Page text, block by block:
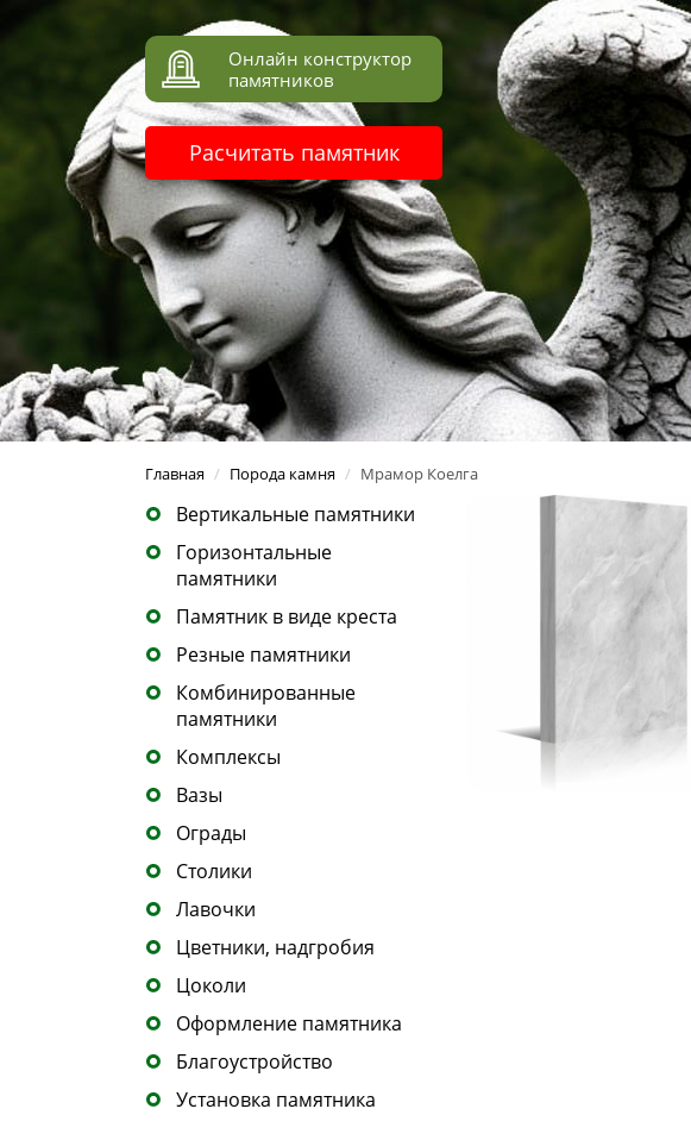
Онлайн конструктор
памятников
Расчитать памятник
Главная / Порода камня / Мрамор Коелга
Вертикальные памятники
Горизонтальные
памятники
Памятник в виде креста
Резные памятники
Комбинированные
памятники
Комплексы
Вазы
Ограды
Столики
Лавочки
Цветники, надгробия
Цоколи
Оформление памятника
Благоустройство
Установка памятника